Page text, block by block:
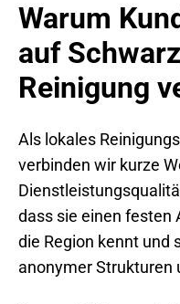
Warum
auf
Reinigung
Als lokales
verbinden wir kurze
dass sie einen festen
die Region kennt und
anonymer Strukturen